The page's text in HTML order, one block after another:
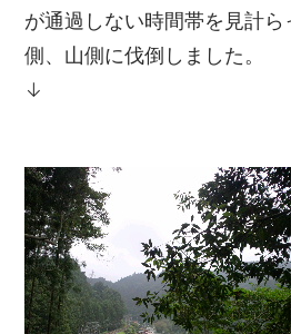
が通過しない時間帯を見計
側、山側に伐倒しました。
↓